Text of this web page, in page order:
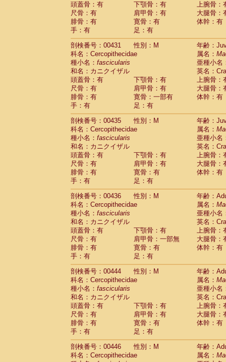
頭蓋骨：有
下顎骨：有
上腕骨：
尺骨：有
肩甲骨：有
大腿骨：
腓骨：有
寛骨：有
体幹：有
手：有
足：有
剖検番号：00431
性別：M
年齢：
科名：Cercopithecidae
属名：
種小名： fascicularis
亜種小名
和名：カニクイザル
英名：
頭蓋骨：有
下顎骨：有
上腕骨：
尺骨：有
肩甲骨：有
大腿骨：
腓骨：有
寛骨：一部有
体幹：有
手：有
足：有
剖検番号：00435
性別：M
年齢：
科名：Cercopithecidae
属名：
種小名： fascicularis
亜種小名
和名：カニクイザル
英名：
頭蓋骨：有
下顎骨：有
上腕骨：
尺骨：有
肩甲骨：有
大腿骨：
腓骨：有
寛骨：有
体幹：有
手：有
足：有
剖検番号：00436
性別：M
年齢：
科名：Cercopithecidae
属名：
種小名： fascicularis
亜種小名
和名：カニクイザル
英名：
頭蓋骨：有
下顎骨：有
上腕骨：
尺骨：有
肩甲骨：一部無
大腿骨：
腓骨：有
寛骨：有
体幹：有
手：有
足：有
剖検番号：00444
性別：M
年齢：
科名：Cercopithecidae
属名：
種小名： fascicularis
亜種小名
和名：カニクイザル
英名：
頭蓋骨：有
下顎骨：有
上腕骨：
尺骨：有
肩甲骨：有
大腿骨：
腓骨：有
寛骨：有
体幹：有
手：有
足：有
剖検番号：00446
性別：M
年齢：
科名：Cercopithecidae
属名：